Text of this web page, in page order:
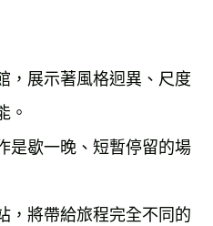
，展示著風格迥異、尺度
。
是歇一晚、短暫停留的場
，將帶給旅程完全不同的